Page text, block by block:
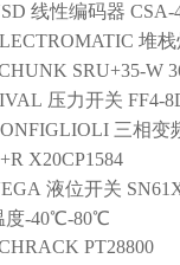
线性编码器 CSA-
堆栈
SRU+35-W
压力开关 FF4-
三相变
X20CP1584
液位开关
度-40℃-80℃
PT28800